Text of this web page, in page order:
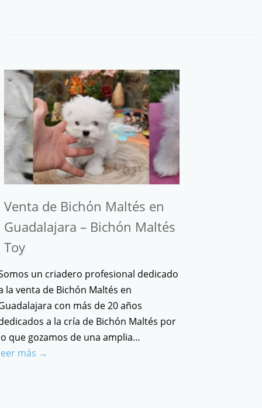
Venta de Bichón Maltés en
Guadalajara – Bichón Maltés
Toy
un criadero profesional dedicado
la venta de Bichón Maltés en
con más de 20 años
a la cría de Bichón Maltés por
que gozamos de una amplia…
más →